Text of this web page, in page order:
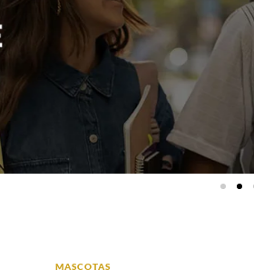
MASCOTAS